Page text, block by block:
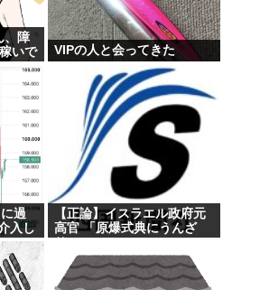
、障
いで
VIPの人と会ってきた
過
入し
【正論】イスラエル政府元
高官 「原爆式典にうんざ
り」